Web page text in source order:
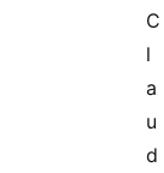
C
l
a
u
d